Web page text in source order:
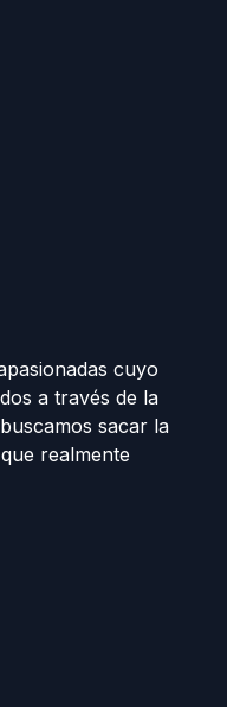
cuyo
a través de la
sacar la
realmente